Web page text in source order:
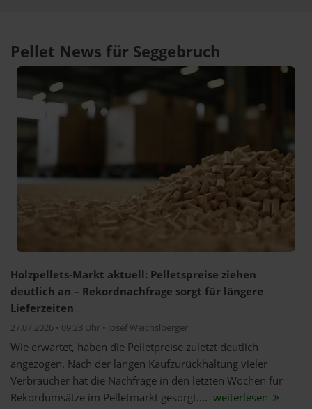
Pellet News für Seggebruch
Holzpellets-Markt aktuell: Pelletspreise ziehen
deutlich an – Rekordnachfrage sorgt für längere
Lieferzeiten
27.07.2026 • 09:23 Uhr • Josef Weichslberger
Wie erwartet, haben die Pelletpreise zuletzt deutlich
angezogen. Nach der langen Kaufzurückhaltung vieler
Verbraucher hat die Nachfrage in den letzten Wochen für
Rekordumsätze im Pelletmarkt gesorgt.... weiterlesen